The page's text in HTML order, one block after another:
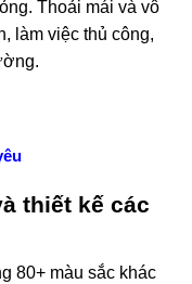
Thoải mái và vô
làm việc thủ công,
thiết kế các
80+ màu sắc khác